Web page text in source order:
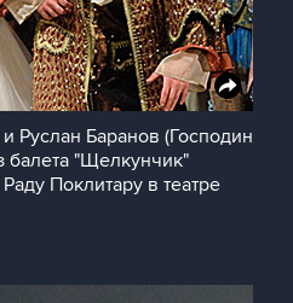
Руслан Баранов (Господин
балета "Щелкунчик"
Поклитару в театре